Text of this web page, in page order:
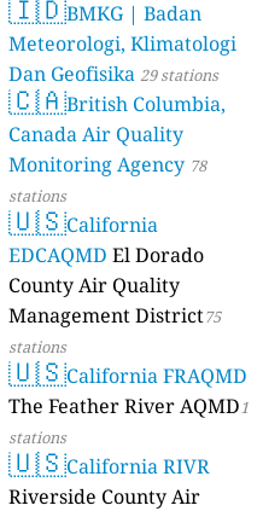
🇮🇩BMKG | Badan
Meteorologi, Klimatologi
Dan Geofisika 29 stations
🇨🇦British Columbia,
Canada Air Quality
Monitoring Agency 78
stations
🇺🇸California
EDCAQMD El Dorado
County Air Quality
Management District75
stations
🇺🇸California FRAQMD
The Feather River AQMD1
stations
🇺🇸California RIVR
Riverside County Air